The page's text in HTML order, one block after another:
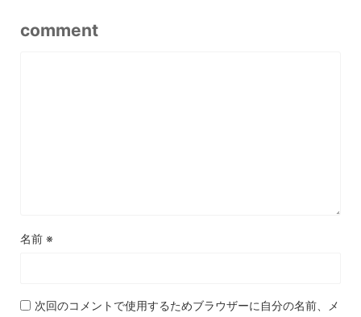
comment
名前 ※
次回のコメントで使用するためブラウザーに自分の名前、メ